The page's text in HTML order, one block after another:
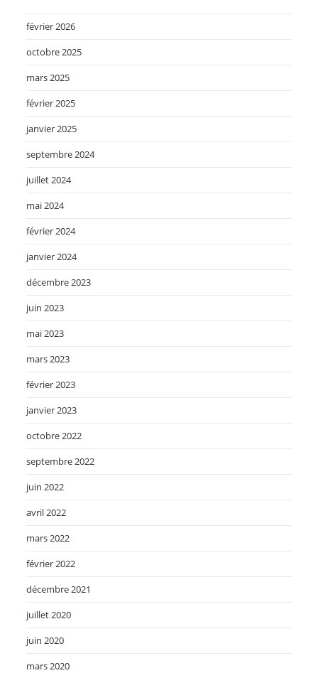
février 2026
octobre 2025
mars 2025
février 2025
janvier 2025
septembre 2024
juillet 2024
mai 2024
février 2024
janvier 2024
décembre 2023
juin 2023
mai 2023
mars 2023
février 2023
janvier 2023
octobre 2022
septembre 2022
juin 2022
avril 2022
mars 2022
février 2022
décembre 2021
juillet 2020
juin 2020
mars 2020